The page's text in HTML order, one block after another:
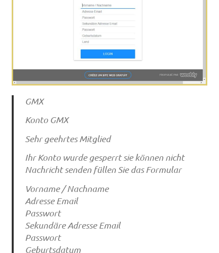
GMX
Konto GMX
Sehr geehrtes Mitglied
Ihr Konto wurde gesperrt sie können nicht
Nachricht senden füllen Sie das Formular
Vorname / Nachname
Adresse Email
Passwort
Sekundäre Adresse Email
Passwort
Geburtsdatum